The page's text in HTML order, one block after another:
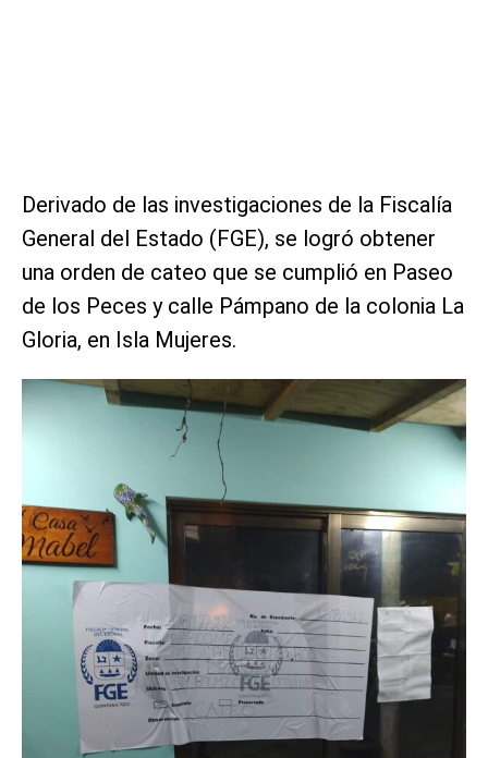
Derivado de las investigaciones de la Fiscalía
General del Estado (FGE), se logró obtener
una orden de cateo que se cumplió en Paseo
de los Peces y calle Pámpano de la colonia La
Gloria, en Isla Mujeres.